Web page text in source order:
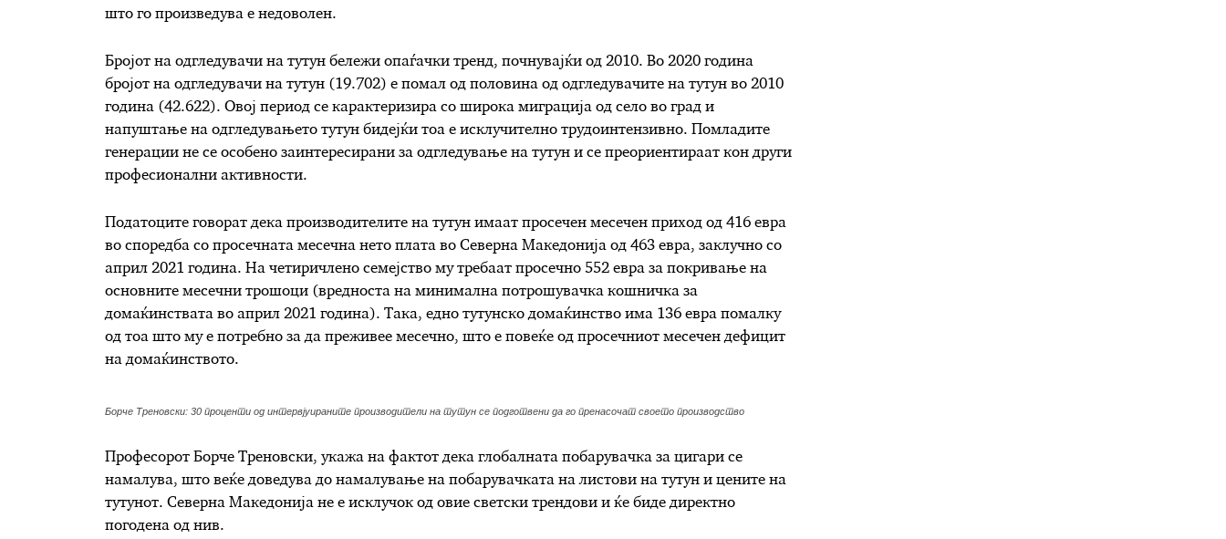
што го произведува е недоволен.
Бројот на одгледувачи на тутун бележи опаѓачки тренд, почнувајќи од 2010. Во 2020 година
бројот на одгледувачи на тутун (19.702) е помал од половина од одгледувачите на тутун во 2010
година (42.622). Овој период се карактеризира со широка миграција од село во град и
напуштање на одгледувањето тутун бидејќи тоа е исклучително трудоинтензивно. Помладите
генерации не се особено заинтересирани за одгледување на тутун и се преориентираат кон други
професионални активности.
Податоците говорат дека производителите на тутун имаат просечен месечен приход од 416 евра
во споредба со просечната месечна нето плата во Северна Македонија од 463 евра, заклучно со
април 2021 година. На четиричлено семејство му требаат просечно 552 евра за покривање на
основните месечни трошоци (вредноста на минимална потрошувачка кошничка за
домаќинствата во април 2021 година). Така, едно тутунско домаќинство има 136 евра помалку
од тоа што му е потребно за да преживее месечно, што е повеќе од просечниот месечен дефицит
на домаќинството.
Борче Треновски: 30 проценти од интервјуираните производители на тутун се подготвени да го пренасочат своето производство
Професорот Борче Треновски, укажа на фактот дека глобалната побарувачка за цигари се
намалува, што веќе доведува до намалување на побарувачката на листови на тутун и цените на
тутунот. Северна Македонија не е исклучок од овие светски трендови и ќе биде директно
погодена од нив.